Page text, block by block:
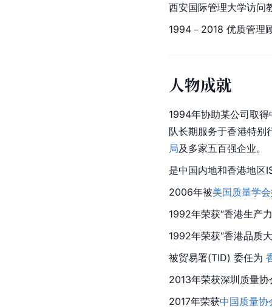
西安国际管理大学访问
1994－2018 优质管理
人物成就
1994年协助某公司取
队长期服务于香港特别
局及多家五百强企业。
是中国内地和香港地区
2006年被美国质量学会
1992年荣获“香港生产
1992年荣获“香港品质
被贸易署(TID) 委任为
2013年荣获深圳质量协
2017年荣获中国质量协